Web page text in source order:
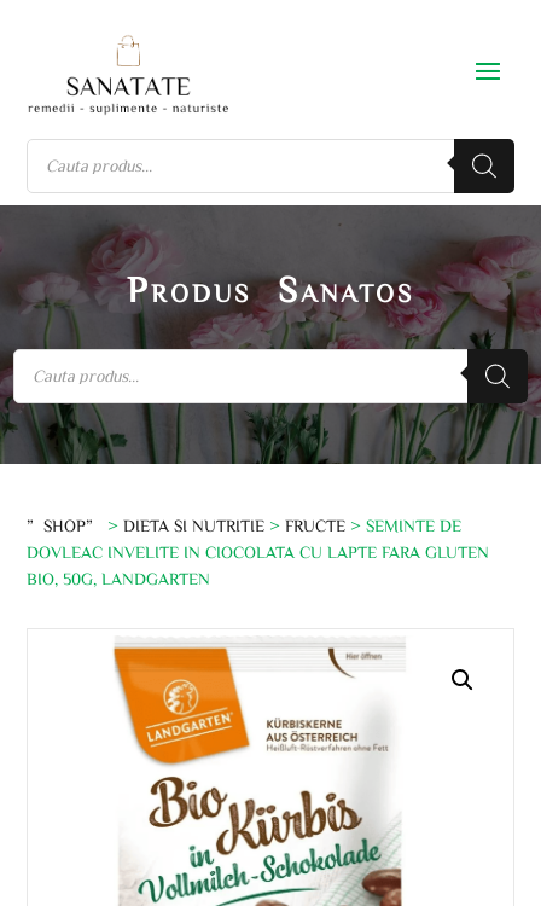
Produs Sanatos
”SHOP” >DIETA SI NUTRITIE >FRUCTE > SEMINTE DE
DOVLEAC INVELITE IN CIOCOLATA CU LAPTE FARA GLUTEN
BIO, 50G, LANDGARTEN